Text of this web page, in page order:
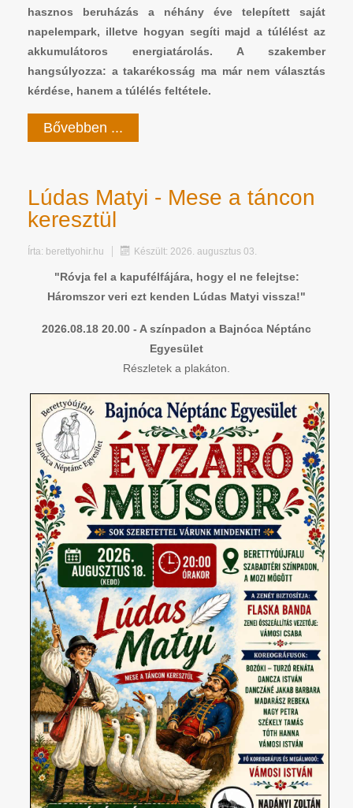
hasznos beruházás a néhány éve telepített saját
napelempark, illetve hogyan segíti majd a túlélést az
akkumulátoros energiatárolás. A szakember
hangsúlyozza: a takarékosság ma már nem választás
kérdése, hanem a túlélés feltétele.
Bővebben ...
Lúdas Matyi - Mese a táncon
keresztül
Írta: berettyohir.hu Készült: 2026. augusztus 03.
"Róvja fel a kapufélfájára, hogy el ne felejtse:
Háromszor veri ezt kenden Lúdas Matyi vissza!"
2026.08.18 20.00 - A színpadon a Bajnóca Néptánc
Egyesület
Részletek a plakáton.